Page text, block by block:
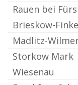
Rauen bei
Brieskow-
Madlitz-
Storkow Mark
Wiesenau